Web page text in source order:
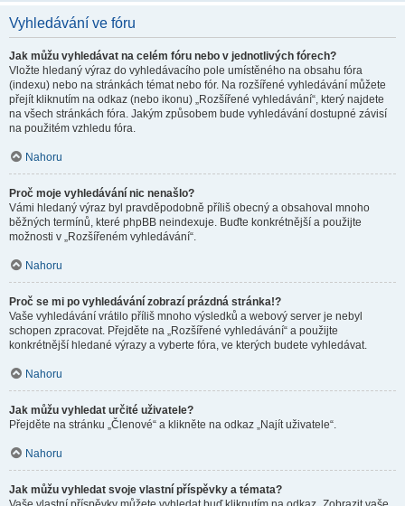
Vyhledávání ve fóru
Jak můžu vyhledávat na celém fóru nebo v jednotlivých fórech?
Vložte hledaný výraz do vyhledávacího pole umístěného na obsahu fóra
(indexu) nebo na stránkách témat nebo fór. Na rozšířené vyhledávání můžete
přejít kliknutím na odkaz (nebo ikonu) „Rozšířené vyhledávání“, který najdete
na všech stránkách fóra. Jakým způsobem bude vyhledávání dostupné závisí
na použitém vzhledu fóra.
Nahoru
Proč moje vyhledávání nic nenašlo?
Vámi hledaný výraz byl pravděpodobně příliš obecný a obsahoval mnoho
běžných termínů, které phpBB neindexuje. Buďte konkrétnější a použijte
možnosti v „Rozšířeném vyhledávání“.
Nahoru
Proč se mi po vyhledávání zobrazí prázdná stránka!?
Vaše vyhledávání vrátilo příliš mnoho výsledků a webový server je nebyl
schopen zpracovat. Přejděte na „Rozšířené vyhledávání“ a použijte
konkrétnější hledané výrazy a vyberte fóra, ve kterých budete vyhledávat.
Nahoru
Jak můžu vyhledat určité uživatele?
Přejděte na stránku „Členové“ a klikněte na odkaz „Najít uživatele“.
Nahoru
Jak můžu vyhledat svoje vlastní příspěvky a témata?